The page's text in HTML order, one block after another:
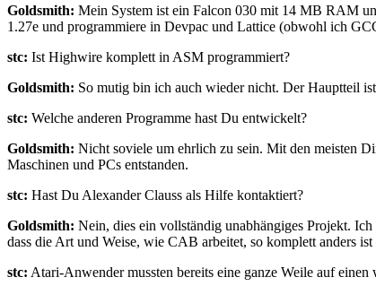
Goldsmith: Mein System ist ein Falcon 030 mit 14 MB RAM
1.27e und programmiere in Devpac und Lattice (obwohl ich
stc: Ist Highwire komplett in ASM programmiert?
Goldsmith: So mutig bin ich auch wieder nicht. Der Hauptteil
stc: Welche anderen Programme hast Du entwickelt?
Goldsmith: Nicht soviele um ehrlich zu sein. Mit den meisten
Maschinen und PCs entstanden.
stc: Hast Du Alexander Clauss als Hilfe kontaktiert?
Goldsmith: Nein, dies ein vollständig unabhängiges Projekt.
dass die Art und Weise, wie CAB arbeitet, so komplett anders
stc: Atari-Anwender mussten bereits eine ganze Weile auf